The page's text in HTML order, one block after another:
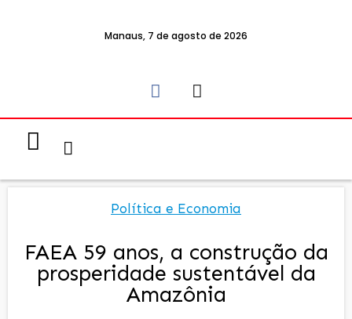
Manaus, 7 de agosto de 2026
Política e Economia
FAEA 59 anos, a construção da
prosperidade sustentável da
Amazônia